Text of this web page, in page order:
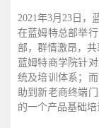
2021年3月23日，
在蓝姆特总部举
部，群情激昂，共
蓝姆特商学院针
统及培训体系；
助到新老商终端
的一个产品基础培